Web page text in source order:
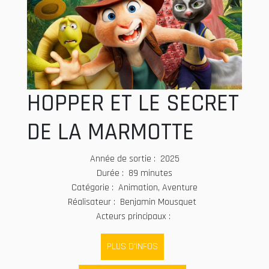
HOPPER ET LE SECRET
DE LA MARMOTTE
Année de sortie : 2025
Durée : 89 minutes
Catégorie : Animation, Aventure
Réalisateur : Benjamin Mousquet
Acteurs principaux :
PLUS D'INFOS